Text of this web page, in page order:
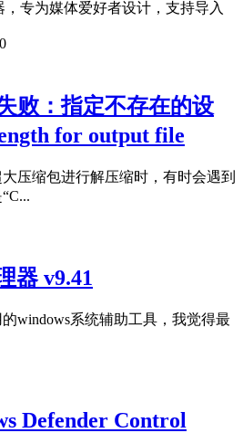
，专为媒体爱好者设计，支持导入
0
败：指定不存在的设
for output file
缩包进行解压缩时，有时会遇到
器 v9.41
windows系统辅助工具，我觉得最
Defender Control